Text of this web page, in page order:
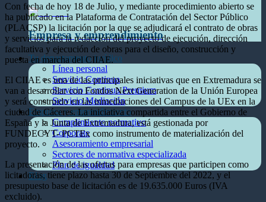
Empresa y emprendimiento
Tu departamento jurídico
Línea personal
Servicio Continua
Servicio Continua Premium
Servicio Mediación
Empresa y emprendimiento
Cumplimiento normativo
Corporate
Asesoramiento empresarial
Sectores de normativa especializada
Plan de igualdad
Blog
Con fecha de hoy 18 de Julio, y mediante procedimiento abierto se
ha publicado en la Plataforma de Contratación del Sector Público
(PLACSP) la licitación por la que se adjudicará el contrato de obras
y servicios para la redacción del proyecto de ejecución, dirección
facultativa y ejecución de obras para el diseño, construcción y
puesta en marcha del CIIAE.
El CIIAE es una de las principales iniciativas que en Extremadura se
van a desarrollar con Fondos Next Generation de la Unión Europea
y será construido en las inmediaciones del Campus de la UEx en la
ciudad de Cáceres. La iniciativa compartida entre el Gobierno de
España y la Junta de Extremadura, está gestionada por
FUNDECYT- PCTEx como instrumento de materialización del
proyecto.
La presentación de las ofertas para empresas que participen como
licitadoras, tiene plazo hasta 30 de Septiembre del 2022, y el
presupuesto base de licitación es de 19.635.000 Euros (IVA
excluido).